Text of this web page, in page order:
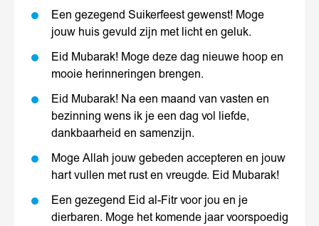
Een gezegend Suikerfeest gewenst! Moge
jouw huis gevuld zijn met licht en geluk.
Eid Mubarak! Moge deze dag nieuwe hoop en
mooie herinneringen brengen.
Eid Mubarak! Na een maand van vasten en
bezinning wens ik je een dag vol liefde,
dankbaarheid en samenzijn.
Moge Allah jouw gebeden accepteren en jouw
hart vullen met rust en vreugde. Eid Mubarak!
Een gezegend Eid al-Fitr voor jou en je
dierbaren. Moge het komende jaar voorspoedig